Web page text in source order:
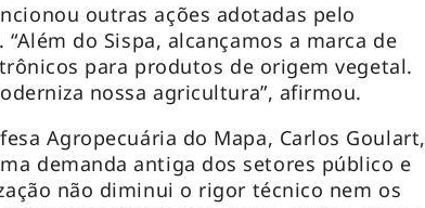
outras ações adotadas pelo
do Sispa, alcançamos a marca de
para produtos de origem vegetal.
nossa agricultura”, afirmou.
Agropecuária do Mapa, Carlos Goulart,
demanda antiga dos setores público e
não diminui o rigor técnico nem os